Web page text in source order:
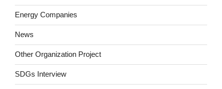
Energy Companies
News
Other Organization Project
SDGs Interview